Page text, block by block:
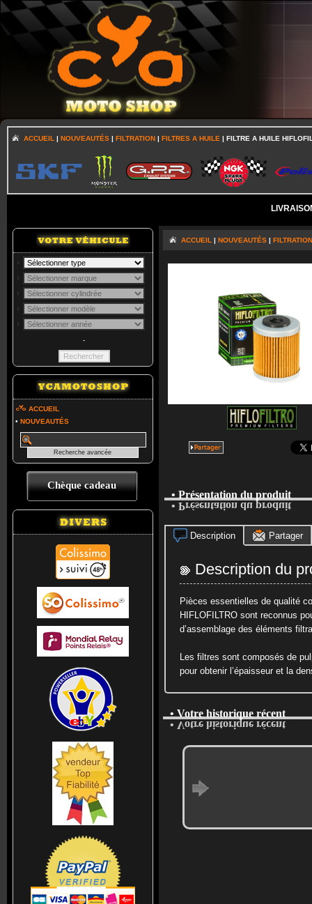
ACCUEIL | NOUVEAUTÉS | FILTRATION | FILTRES A HUILE | FILTRE A HUILE
-
ACCUEIL
• NOUVEAUTÉS
Chèque cadeau
ACCUEIL | NOUVEAUTÉS | FILTRATION
• Présentation du produit
• Présentation du produit
Description Partager
Description du
Pièces essentielles de qualité
HIFLOFILTRO sont reconnus
d’assemblage des éléments
Les filtres sont composés de
pour obtenir l’épaisseur et la
• Votre historique récent
• Votre historique récent